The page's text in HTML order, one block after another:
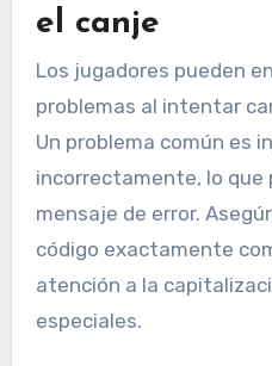
el canje
Los jugadores pueden
problemas al intentar
Un problema común es
incorrectamente, lo que
mensaje de error.
código exactamente
atención a la
especiales.